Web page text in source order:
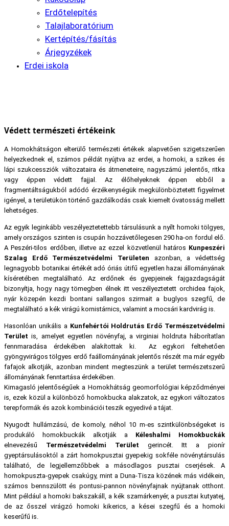
Erdőtelepítés
Talajlaboratórium
Kertépítés/fásítás
Árjegyzékek
Erdei iskola
Védett természeti értékeink
A Homokhátságon elterülő természeti értékek alapvetően szigetszerűen
helyezkednek el, számos példát nyújtva az erdei, a homoki, a szikes és
lápi szukcessziók változataira és átmeneteire, nagyszámú jelentős, ritka
vagy éppen védett fajjal. Az élőhelyeknek éppen ebből a
fragmentáltságukból adódó érzékenységük megkülönböztetett figyelmet
igényel, a területükön történő gazdálkodás csak kiemelt óvatosság mellett
lehetséges.
Az egyik leginkább veszélyeztetettebb társulásunk a nyílt homoki tölgyes,
amely országos szinten is csupán hozzávetőlegesen 290 ha-on fordul elő.
A Peszéri-tilos erdőben, illetve az ezzel közvetlenül határos Kunpeszéri
Szalag Erdő Természetvédelmi Területen azonban, a védettség
legnagyobb botanikai értékét adó óriás útifű egyetlen hazai állományának
kíséretében megtalálható. Az erdőnek és gyepjeinek fajgazdagságát
bizonyítja, hogy nagy tömegben élnek itt veszélyeztetett orchidea fajok,
nyár közepén kezdi bontani sallangos szirmait a buglyos szegfű, de
megtalálható a kék virágú kornistárnics, valamint a mocsári kardvirág is.
Hasonlóan unikális a Kunfehértói Holdrutás Erdő Természetvédelmi
Terület is, amelyet egyetlen növényfaj, a virginiai holdruta háborítatlan
fennmaradása érdekében alakítottak ki. Az egykori feltehetően
gyöngyvirágos tölgyes erdő faállományának jelentős részét ma már egyéb
fafajok alkotják, azonban mindent megteszünk a terület természetszerű
állományának fenntartása érdekében.
Kimagasló jelentőségűek a Homokhátság geomorfológiai képződményei
is, ezek közül a különböző homokbucka alakzatok, az egykori változatos
terepformák és azok kombinációi teszik egyedivé a tájat.
Nyugodt hullámzású, de komoly, néhol 10 m-es szintkülönbségeket is
produkáló homokbuckák alkotják a Kéleshalmi Homokbuckák
elnevezésű Természetvédelmi Terület gerincét. Itt a pionír
gyeptársulásoktól a zárt homokpusztai gyepekig sokféle növénytársulás
található, de legjellemzőbbek a másodlagos pusztai cserjések. A
homokpuszta-gyepek csakúgy, mint a Duna-Tisza közének más vidékein,
számos bennszülött és pontusi-pannon növényfajnak nyújtanak otthont.
Mint például a homoki bakszakáll, a kék szamárkenyér, a pusztai kutyatej,
de az ősszel virágzó homoki kikerics, a kései szegfű és a homoki
keserűfű is.